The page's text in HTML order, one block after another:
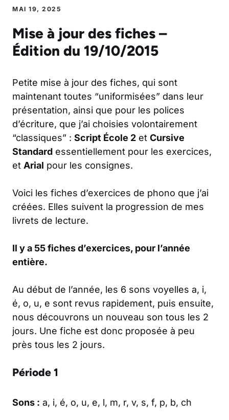
MAI 19, 2025
Mise à jour des fiches –
Édition du 19/10/2015
Petite mise à jour des fiches, qui sont
maintenant toutes “uniformisées” dans leur
présentation, ainsi que pour les polices
d’écriture, que j’ai choisies volontairement
“classiques” : Script École 2 et Cursive
Standard essentiellement pour les exercices,
et Arial pour les consignes.
Voici les fiches d’exercices de phono que j’ai
créées. Elles suivent la progression de mes
livrets de lecture.
Il y a 55 fiches d’exercices, pour l’année
entière.
Au début de l’année, les 6 sons voyelles a, i,
é, o, u, e sont revus rapidement, puis ensuite,
nous découvrons un nouveau son tous les 2
jours. Une fiche est donc proposée à peu
près tous les 2 jours.
Période 1
Sons : a, i, é, o, u, e, l, m, r, v, s, f, p, b, ch